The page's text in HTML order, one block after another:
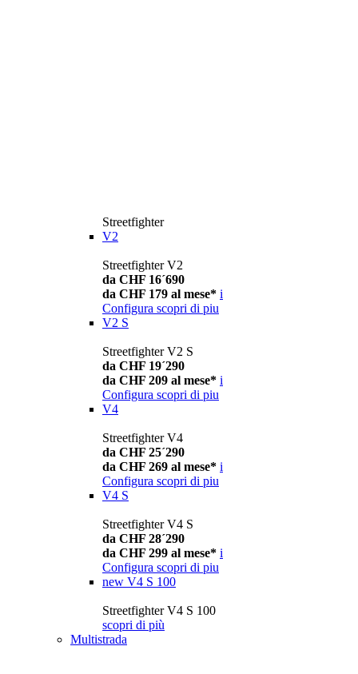
Streetfighter
V2
Streetfighter V2
da CHF 16´690
da CHF 179 al mese* i
Configura scopri di piu
V2 S
Streetfighter V2 S
da CHF 19´290
da CHF 209 al mese* i
Configura scopri di piu
V4
Streetfighter V4
da CHF 25´290
da CHF 269 al mese* i
Configura scopri di piu
V4 S
Streetfighter V4 S
da CHF 28´290
da CHF 299 al mese* i
Configura scopri di piu
new V4 S 100
Streetfighter V4 S 100
scopri di più
Multistrada